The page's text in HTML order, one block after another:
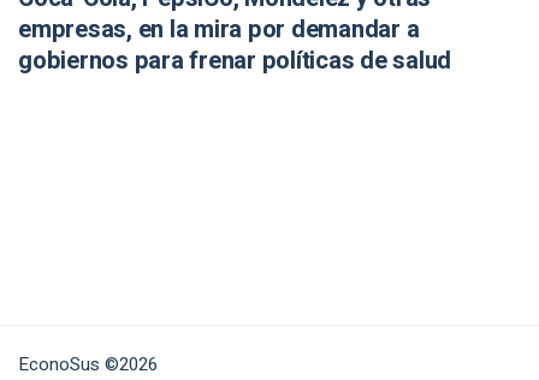
empresas, en la mira por demandar a
gobiernos para frenar políticas de salud
EconoSus ©2026